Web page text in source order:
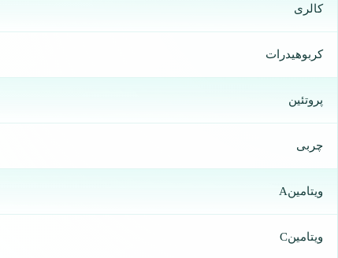
کالری
کربوهیدرات
پروتئین
چربی
ویتامینA
ویتامینC